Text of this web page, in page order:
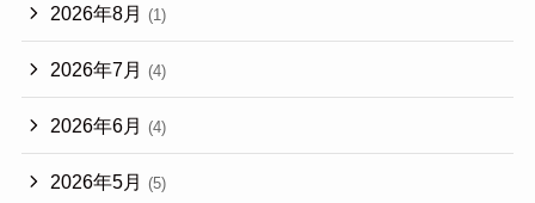
2026年8月 (1)
2026年7月 (4)
2026年6月 (4)
2026年5月 (5)